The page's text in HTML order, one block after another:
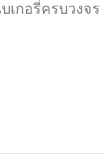
เกอรี่ครบวงจร